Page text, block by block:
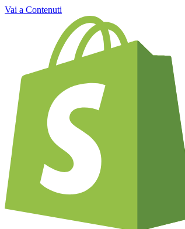
Vai a Contenuti